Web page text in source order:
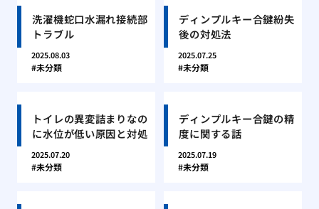
洗濯機蛇口水漏れ接続部
トラブル
2025.08.03
未分類
ディンプルキー合鍵紛失
後の対処法
2025.07.25
未分類
トイレの異変詰まりなの
に水位が低い原因と対処
2025.07.20
未分類
ディンプルキー合鍵の精
度に関する話
2025.07.19
未分類